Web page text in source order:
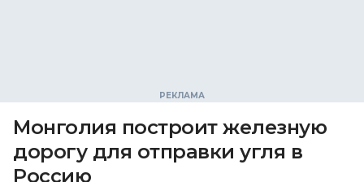
Монголия построит железную
дорогу для отправки угля в
Россию